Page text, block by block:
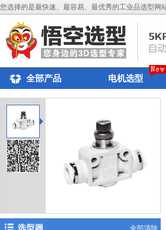
您选择的是最快速、最容易、最优秀的工业品选型网
全部产品 电机选型
全部清除